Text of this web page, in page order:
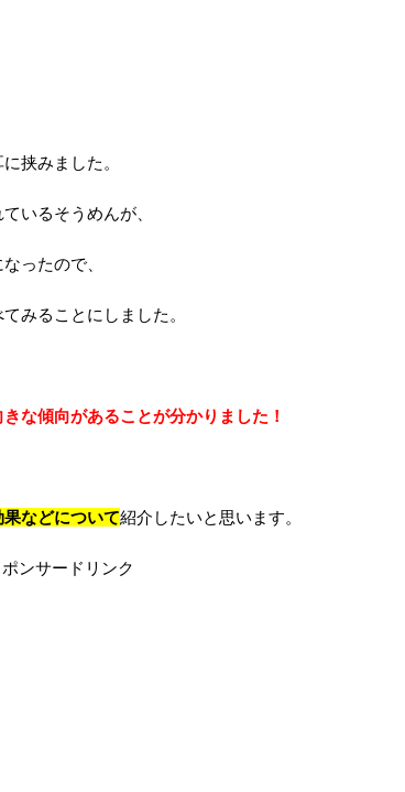
挟みました。
いるそうめんが、
ったので、
みることにしました。
な傾向があることが分かりました！
などについて紹介したいと思います。
ポンサードリンク